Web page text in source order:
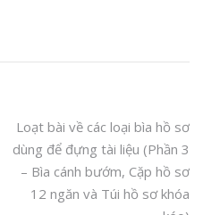
Loạt bài về các loại bìa hồ sơ
dùng để đựng tài liệu (Phần 3
– Bìa cánh bướm, Cặp hồ sơ
12 ngăn và Túi hồ sơ khóa